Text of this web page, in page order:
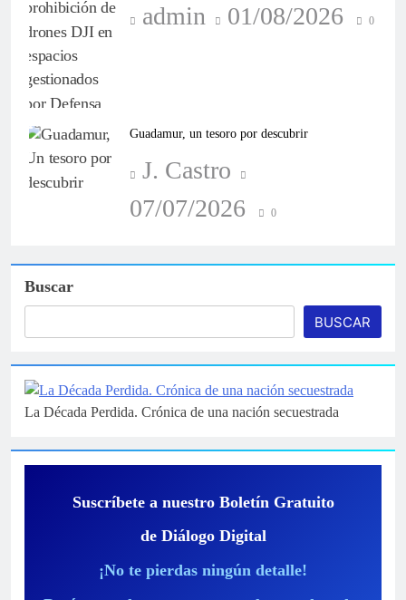
admin 01/08/2026 0
Guadamur, un tesoro por descubrir
J. Castro
07/07/2026
0
Buscar
BUSCAR
La Década Perdida. Crónica de una nación secuestrada
Suscríbete a nuestro Boletín Gratuito
de Diálogo Digital
¡No te pierdas ningún detalle!